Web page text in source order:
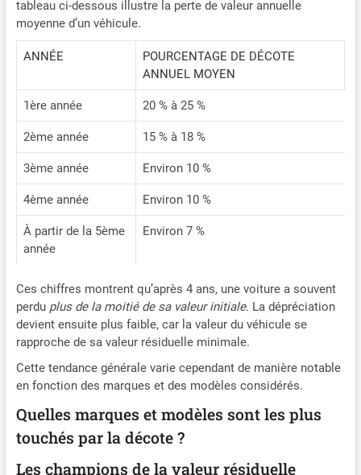
tableau ci-dessous illustre la perte de valeur annuelle
moyenne d’un véhicule.
ANNÉE
POURCENTAGE DE DÉCOTE
ANNUEL MOYEN
1ère année 20 % à 25 %
2ème année 15 % à 18 %
3ème année Environ 10 %
4ème année Environ 10 %
À partir de la 5ème
année
Environ 7 %
Ces chiffres montrent qu’après 4 ans, une voiture a souvent
perdu plus de la moitié de sa valeur initiale. La dépréciation
devient ensuite plus faible, car la valeur du véhicule se
rapproche de sa valeur résiduelle minimale.
Cette tendance générale varie cependant de manière notable
en fonction des marques et des modèles considérés.
Quelles marques et modèles sont les plus
touchés par la décote ?
Les champions de la valeur résiduelle